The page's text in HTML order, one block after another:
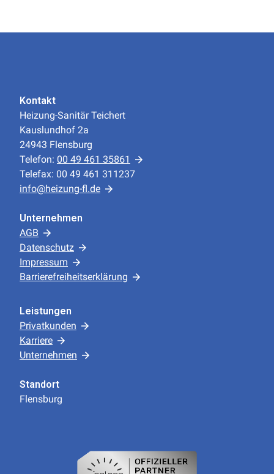
Kontakt
Heizung-Sanitär Teichert
Kauslundhof 2a
24943 Flensburg
Telefon: 00 49 461 35861
Telefax: 00 49 461 311237
info@heizung-fl.de
Unternehmen
AGB
Datenschutz
Impressum
Barrierefreiheitserklärung
Leistungen
Privatkunden
Karriere
Unternehmen
Standort
Flensburg